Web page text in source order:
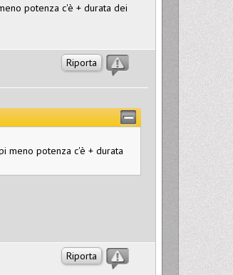
potenza c'è + durata dei
Riporta
meno potenza c'è + durata
Riporta